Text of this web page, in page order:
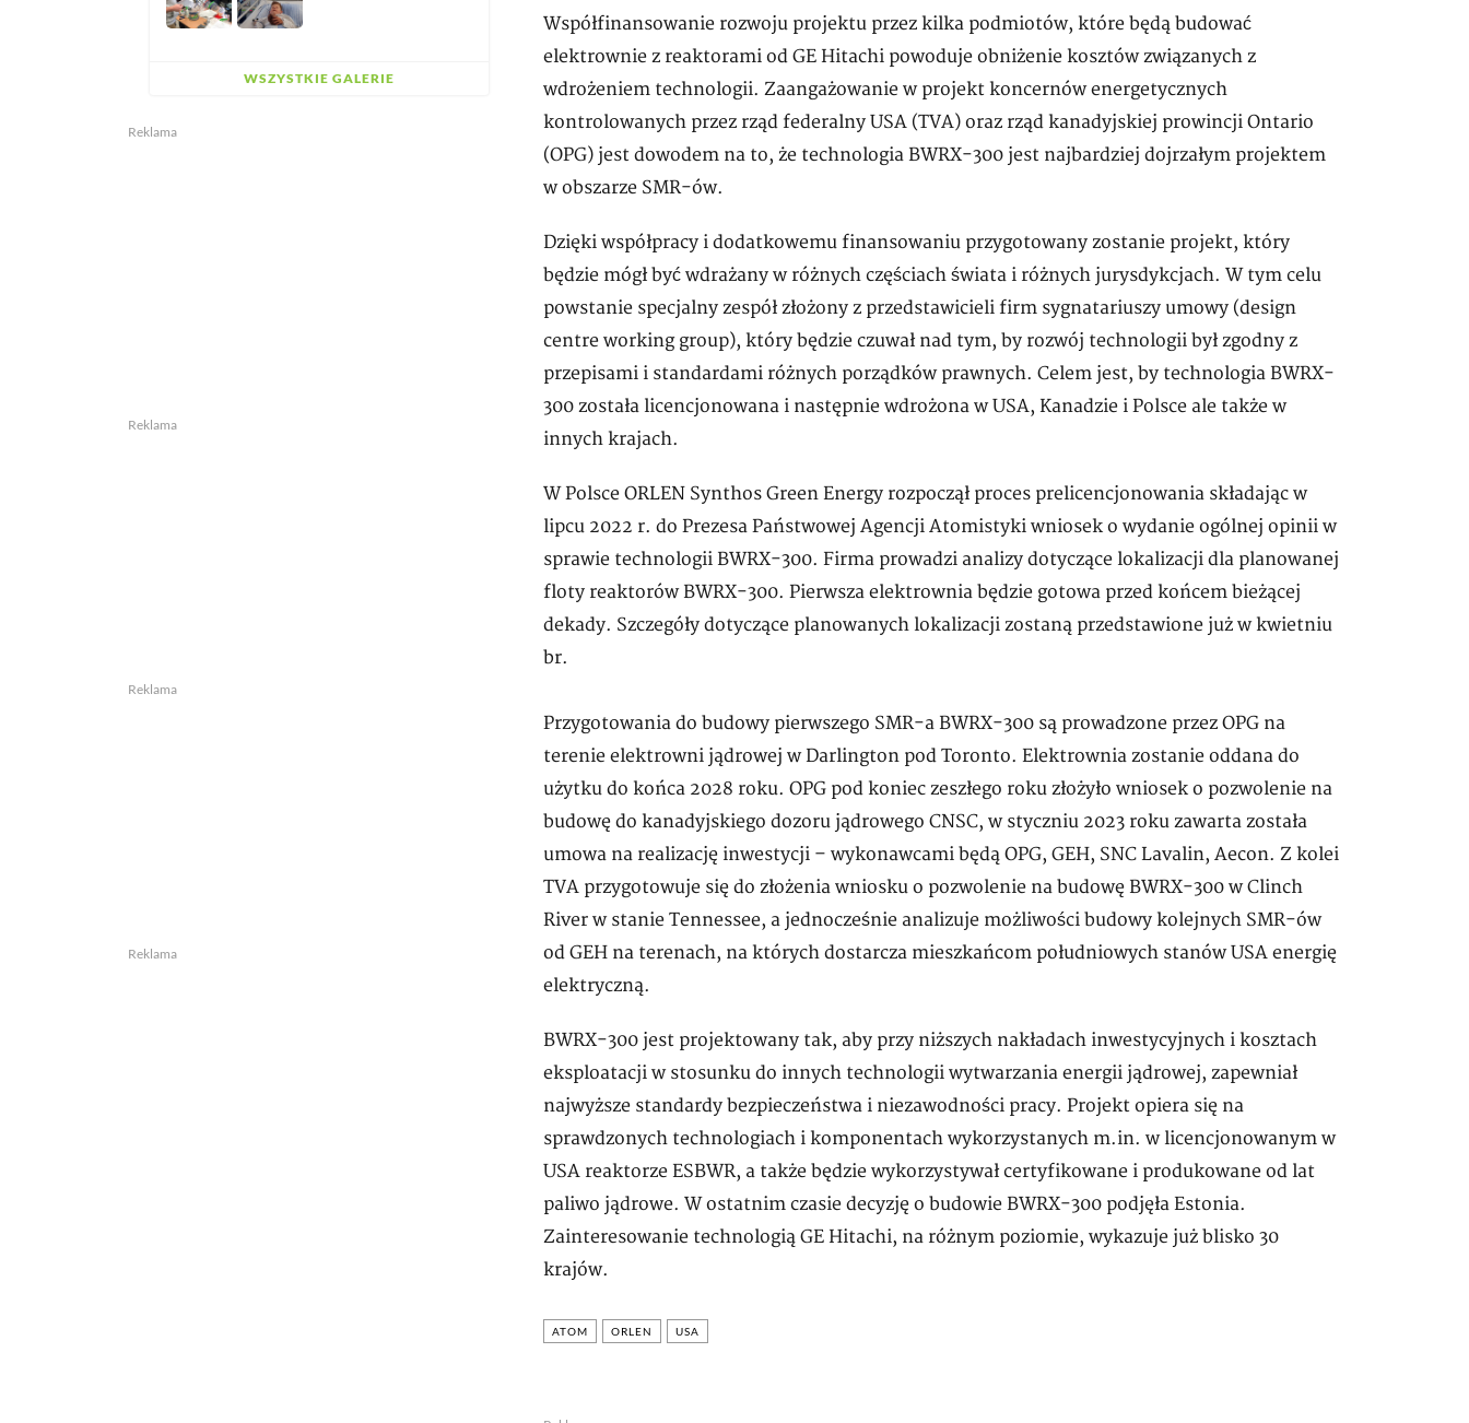
Współfinansowanie rozwoju projektu przez kilka podmiotów, które będą budować
elektrownie z reaktorami od GE Hitachi powoduje obniżenie kosztów związanych z
wdrożeniem technologii. Zaangażowanie w projekt koncernów energetycznych
kontrolowanych przez rząd federalny USA (TVA) oraz rząd kanadyjskiej prowincji Ontario
(OPG) jest dowodem na to, że technologia BWRX-300 jest najbardziej dojrzałym projektem
w obszarze SMR-ów.
Dzięki współpracy i dodatkowemu finansowaniu przygotowany zostanie projekt, który
będzie mógł być wdrażany w różnych częściach świata i różnych jurysdykcjach. W tym celu
powstanie specjalny zespół złożony z przedstawicieli firm sygnatariuszy umowy (design
centre working group), który będzie czuwał nad tym, by rozwój technologii był zgodny z
przepisami i standardami różnych porządków prawnych. Celem jest, by technologia BWRX-
300 została licencjonowana i następnie wdrożona w USA, Kanadzie i Polsce ale także w
innych krajach.
W Polsce ORLEN Synthos Green Energy rozpoczął proces prelicencjonowania składając w
lipcu 2022 r. do Prezesa Państwowej Agencji Atomistyki wniosek o wydanie ogólnej opinii w
sprawie technologii BWRX-300. Firma prowadzi analizy dotyczące lokalizacji dla planowanej
floty reaktorów BWRX-300. Pierwsza elektrownia będzie gotowa przed końcem bieżącej
dekady. Szczegóły dotyczące planowanych lokalizacji zostaną przedstawione już w kwietniu
br.
Przygotowania do budowy pierwszego SMR-a BWRX-300 są prowadzone przez OPG na
terenie elektrowni jądrowej w Darlington pod Toronto. Elektrownia zostanie oddana do
użytku do końca 2028 roku. OPG pod koniec zeszłego roku złożyło wniosek o pozwolenie na
budowę do kanadyjskiego dozoru jądrowego CNSC, w styczniu 2023 roku zawarta została
umowa na realizację inwestycji – wykonawcami będą OPG, GEH, SNC Lavalin, Aecon. Z kolei
TVA przygotowuje się do złożenia wniosku o pozwolenie na budowę BWRX-300 w Clinch
River w stanie Tennessee, a jednocześnie analizuje możliwości budowy kolejnych SMR-ów
od GEH na terenach, na których dostarcza mieszkańcom południowych stanów USA energię
elektryczną.
BWRX-300 jest projektowany tak, aby przy niższych nakładach inwestycyjnych i kosztach
eksploatacji w stosunku do innych technologii wytwarzania energii jądrowej, zapewniał
najwyższe standardy bezpieczeństwa i niezawodności pracy. Projekt opiera się na
sprawdzonych technologiach i komponentach wykorzystanych m.in. w licencjonowanym w
USA reaktorze ESBWR, a także będzie wykorzystywał certyfikowane i produkowane od lat
paliwo jądrowe. W ostatnim czasie decyzję o budowie BWRX-300 podjęła Estonia.
Zainteresowanie technologią GE Hitachi, na różnym poziomie, wykazuje już blisko 30
krajów.
ATOM ORLEN USA
WSZYSTKIE GALERIE
Reklama
Reklama
Reklama
Reklama